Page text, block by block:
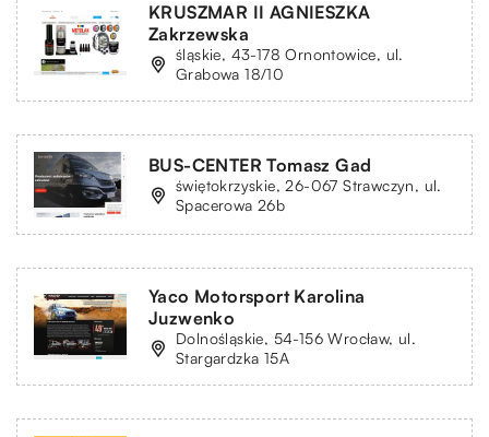
KRUSZMAR II AGNIESZKA
Zakrzewska
śląskie, 43-178 Ornontowice, ul.
Grabowa 18/10
BUS-CENTER Tomasz Gad
świętokrzyskie, 26-067 Strawczyn, ul.
Spacerowa 26b
Yaco Motorsport Karolina
Juzwenko
Dolnośląskie, 54-156 Wrocław, ul.
Stargardzka 15A